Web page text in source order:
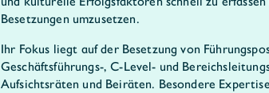
Besetzungen umzusetzen.
Ihr Fokus liegt auf der Besetzung von
Geschäftsführungs-, C-Level- und
Aufsichtsräten und Beiräten. Besondere